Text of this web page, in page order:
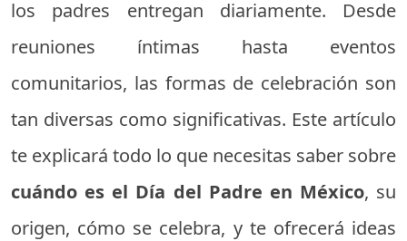
los padres entregan diariamente. Desde
reuniones íntimas hasta eventos
comunitarios, las formas de celebración son
tan diversas como significativas. Este artículo
te explicará todo lo que necesitas saber sobre
cuándo es el Día del Padre en México, su
origen, cómo se celebra, y te ofrecerá ideas